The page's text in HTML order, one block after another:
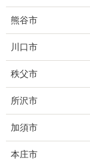
熊谷市
川口市
秩父市
所沢市
加須市
本庄市